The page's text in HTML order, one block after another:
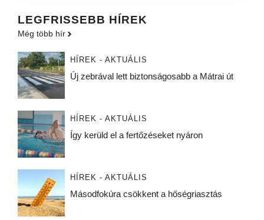
LEGFRISSEBB HÍREK
Még több hír
HÍREK - AKTUÁLIS
Új zebrával lett biztonságosabb a Mátrai út
HÍREK - AKTUÁLIS
Így kerüld el a fertőzéseket nyáron
HÍREK - AKTUÁLIS
Másodfokúra csökkent a hőségriasztás